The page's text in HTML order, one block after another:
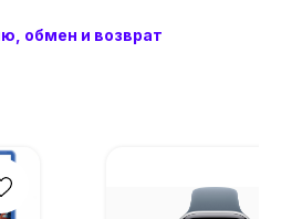
обмен и возврат